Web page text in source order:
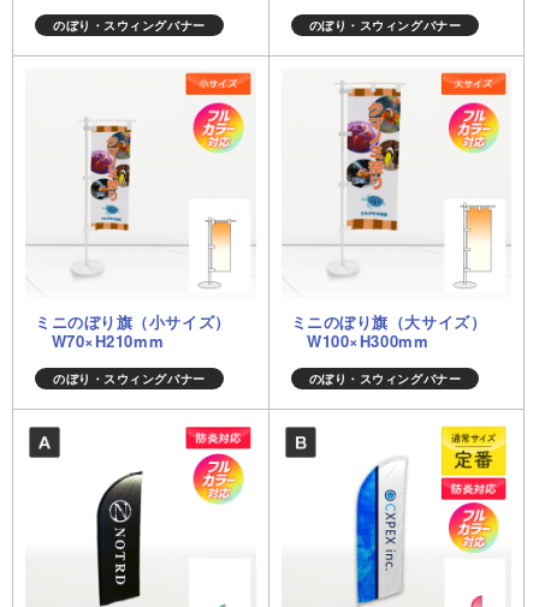
のぼり・スウィングバナー のぼり・スウィングバナー
ミニのぼり旗（小サイズ）
W70×H210mm
のぼり・スウィングバナー
ミニのぼり旗（大サイズ）
W100×H300mm
のぼり・スウィングバナー